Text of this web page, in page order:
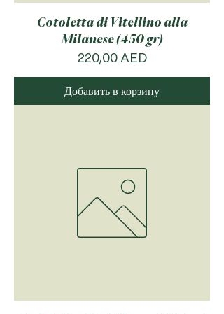
Cotoletta di Vitellino alla
Milanese (450 gr)
Цена
220,00 AED
Добавить в корзину